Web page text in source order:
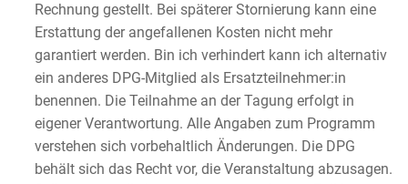
Rechnung gestellt. Bei späterer Stornierung kann eine
Erstattung der angefallenen Kosten nicht mehr
garantiert werden. Bin ich verhindert kann ich alternativ
ein anderes DPG-Mitglied als Ersatzteilnehmer:in
benennen. Die Teilnahme an der Tagung erfolgt in
eigener Verantwortung. Alle Angaben zum Programm
verstehen sich vorbehaltlich Änderungen. Die DPG
behält sich das Recht vor, die Veranstaltung abzusagen.